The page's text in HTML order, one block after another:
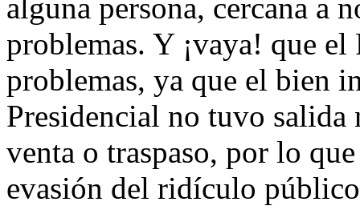
alguna persona, cercana a
problemas. Y ¡vaya! que el
problemas, ya que el bien
Presidencial no tuvo salida
venta o traspaso, por lo
evasión del ridículo